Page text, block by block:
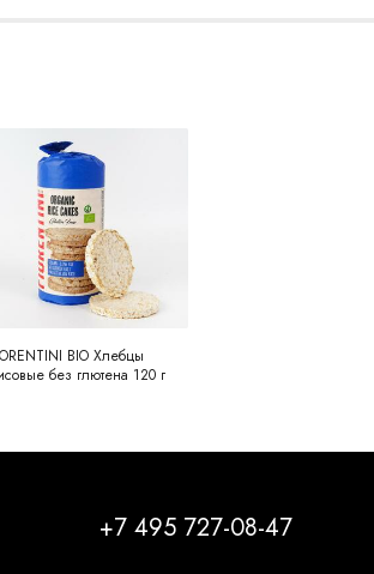
BIO Хлебцы
без глютена 120 г
+7 495 727-08-47